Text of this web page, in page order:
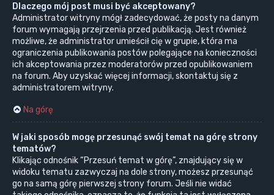
Dlaczego mój post musi być akceptowany?
Administrator witryny mógł zadecydować, że posty na danym
forum wymagają przejrzenia przed publikacją. Jest również
możliwe, że administrator umieścił cię w grupie, która ma
ograniczenia publikowania postów polegające na konieczności
ich akceptowania przez moderatorów przed opublikowaniem
na forum. Aby uzyskać więcej informacji, skontaktuj się z
administratorem witryny.
Na górę
W jaki sposób mogę przesunąć swój temat na górę strony
tematów?
Klikając odnośnik “Przesuń temat w górę”, znajdujący się w
widoku tematu zazwyczaj na dole strony, możesz przesunąć
go na samą górę pierwszej strony forum. Jeśli nie widać